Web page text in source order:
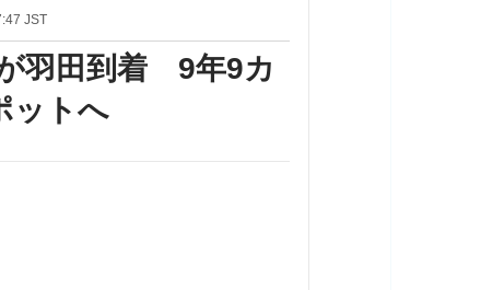
JST
羽田到着 9年9カ
ットへ